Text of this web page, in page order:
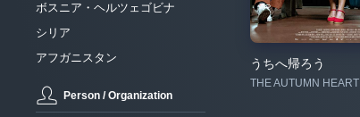
ボスニア・ヘルツェゴビナ
シリア
アフガニスタン
Person / Organization
うちへ帰ろう
THE AUTUMN HEART